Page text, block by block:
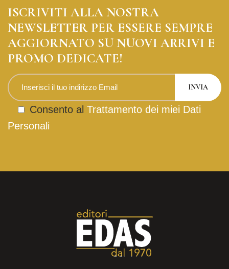
ISCRIVITI ALLA NOSTRA
NEWSLETTER PER ESSERE SEMPRE
AGGIORNATO SU NUOVI ARRIVI E
PROMO DEDICATE!
Consento al Trattamento dei miei Dati
Personali